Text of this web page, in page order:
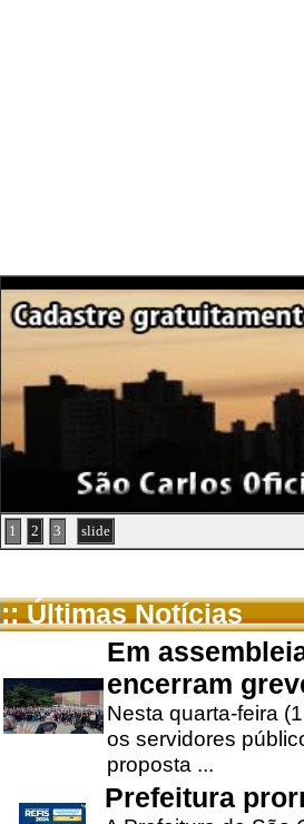
1 2 3 slide
:: Últimas Notícias
Em
encerram
Nesta quarta-feira
os servidores
proposta ...
Prefeitura